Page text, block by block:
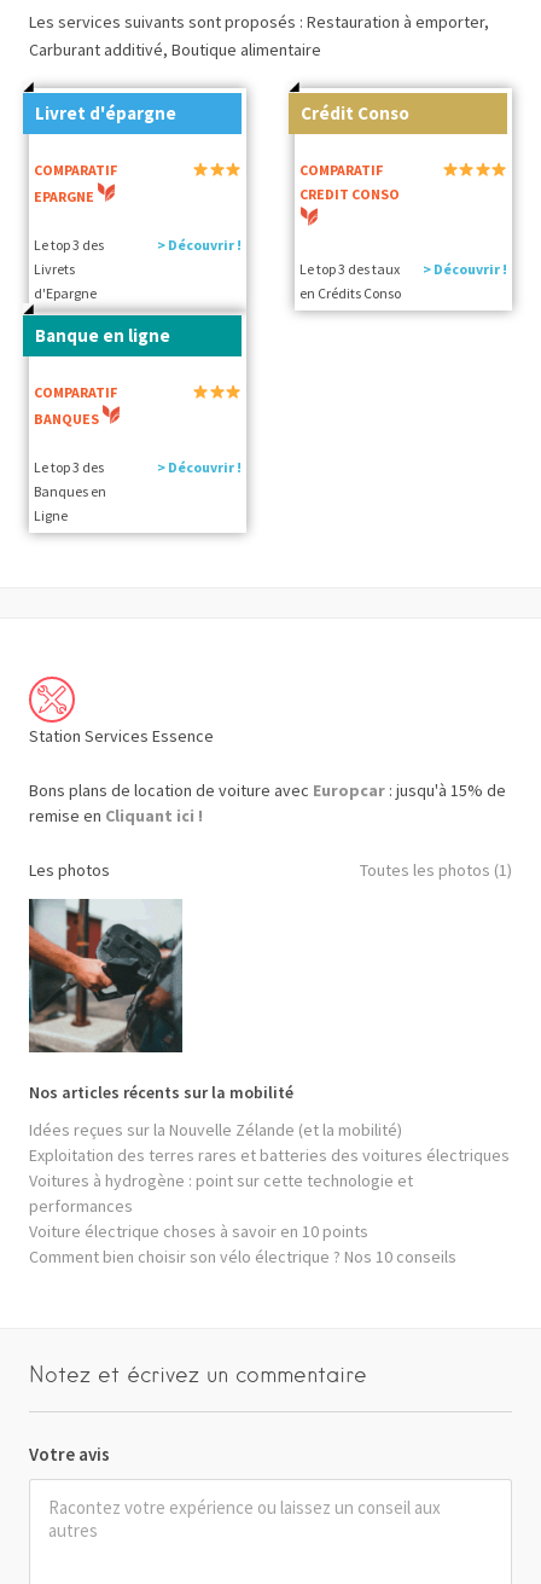
Les services suivants sont proposés : Restauration à emporter,
Carburant additivé, Boutique alimentaire
Livret d'épargne
COMPARATIF
EPARGNE
Le top 3 des
Livrets
d'Epargne
> Découvrir !
Crédit Conso
COMPARATIF
CREDIT CONSO
Le top 3 des taux
en Crédits Conso
> Découvrir !
Banque en ligne
COMPARATIF
BANQUES
Le top 3 des
Banques en
Ligne
> Découvrir !
Station Services Essence
Bons plans de location de voiture avec Europcar : jusqu'à 15% de
remise en Cliquant ici !
Les photos Toutes les photos (1)
Nos articles récents sur la mobilité
Idées reçues sur la Nouvelle Zélande (et la mobilité)
Exploitation des terres rares et batteries des voitures électriques
Voitures à hydrogène : point sur cette technologie et
performances
Voiture électrique choses à savoir en 10 points
Comment bien choisir son vélo électrique ? Nos 10 conseils
Notez et écrivez un commentaire
Votre avis